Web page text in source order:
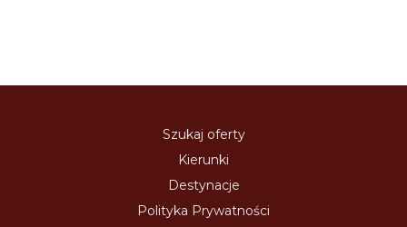
Szukaj oferty
Kierunki
Destynacje
Polityka Prywatności